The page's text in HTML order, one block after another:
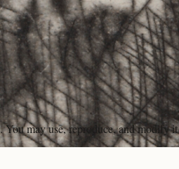
may use, reproduce, and modify